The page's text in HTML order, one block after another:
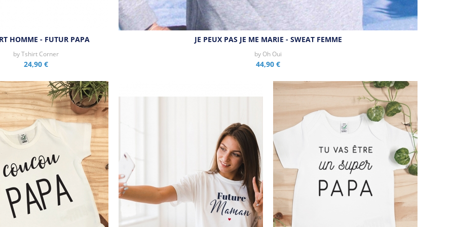
Aperçu rapide
JE PEUX PAS JE ME MARIE - SWEAT FEMME
by Oh Oui
44,90 €
Aperçu rapide
HOMME - FUTUR PAPA
byTshirt Corner
24,90 €